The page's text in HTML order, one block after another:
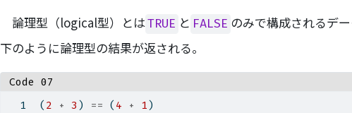
論理型（logical型）とはTRUE と FALSE のみで構成されるデ
下のように論理型の結果が返される。
Code 07
( 2 + 3 ) == ( 4 + 1)